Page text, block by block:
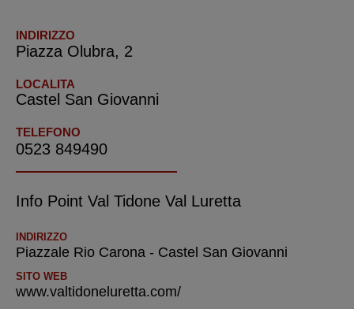
INDIRIZZO
Piazza Olubra, 2
LOCALITA
Castel San Giovanni
TELEFONO
0523 849490
Info Point Val Tidone Val Luretta
INDIRIZZO
Piazzale Rio Carona - Castel San Giovanni
SITO WEB
www.valtidoneluretta.com/